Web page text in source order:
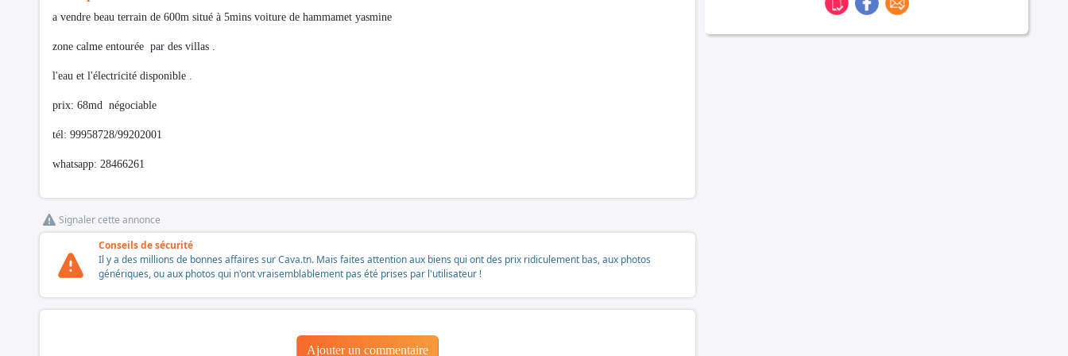
a vendre beau terrain de 600m situé à 5mins voiture de hammamet yasmine
zone calme entourée par des villas .
l'eau et l'électricité disponible .
prix: 68md négociable
tél: 99958728/99202001
whatsapp: 28466261
Signaler cette annonce
Conseils de sécurité
Il y a des millions de bonnes affaires sur Cava.tn. Mais faites attention aux biens qui ont des prix ridiculement bas, aux photos
génériques, ou aux photos qui n'ont vraisemblablement pas été prises par l'utilisateur !
Ajouter un commentaire